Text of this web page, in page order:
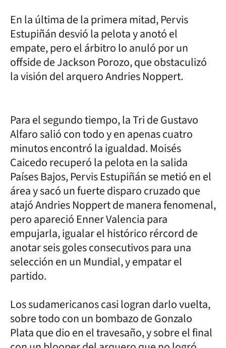
En la última de la primera mitad, Pervis
Estupiñán desvió la pelota y anotó el
empate, pero el árbitro lo anuló por un
offside de Jackson Porozo, que obstaculizó
la visión del arquero Andries Noppert.
Para el segundo tiempo, la Tri de Gustavo
Alfaro salió con todo y en apenas cuatro
minutos encontró la igualdad. Moisés
Caicedo recuperó la pelota en la salida
Países Bajos, Pervis Estupiñán se metió en el
área y sacó un fuerte disparo cruzado que
atajó Andries Noppert de manera fenomenal,
pero apareció Enner Valencia para
empujarla, igualar el histórico rércord de
anotar seis goles consecutivos para una
selección en un Mundial, y empatar el
partido.
Los sudamericanos casi logran darlo vuelta,
sobre todo con un bombazo de Gonzalo
Plata que dio en el travesaño, y sobre el final